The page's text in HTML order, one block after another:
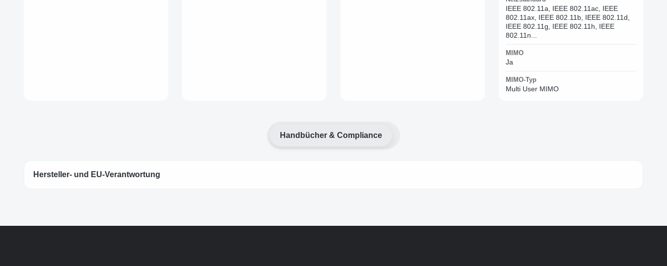
IEEE 802.11a, IEEE 802.11ac, IEEE
802.11ax, IEEE 802.11b, IEEE 802.11d,
IEEE 802.11g, IEEE 802.11h, IEEE
802.11n...
MIMO
Ja
MIMO-Typ
Multi User MIMO
Handbücher & Compliance
Hersteller- und EU-Verantwortung